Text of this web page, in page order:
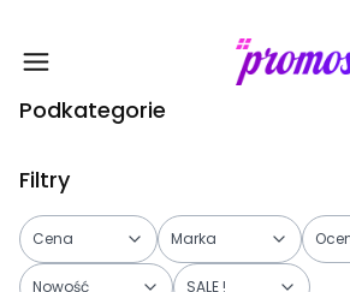
Podkategorie
Filtry
Cena Marka
Nowość SALE !